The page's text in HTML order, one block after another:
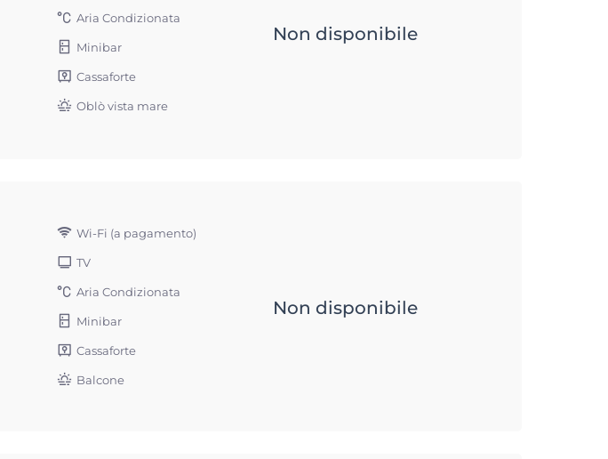
Aria Condizionata
Minibar
Cassaforte
Oblò vista mare
Non disponibile
Wi-Fi (a pagamento)
TV
Aria Condizionata
Minibar
Cassaforte
Balcone
Non disponibile